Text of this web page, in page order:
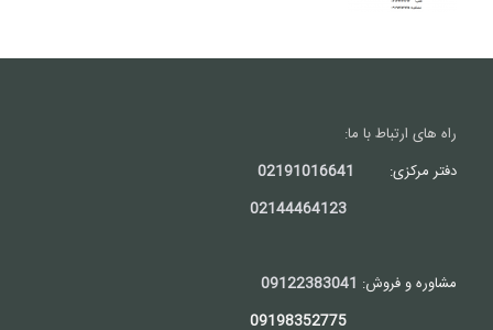
راه های ارتباط با ما:
دفتر مرکزی: 02191016641
02144464123
مشاوره و فروش: 09122383041